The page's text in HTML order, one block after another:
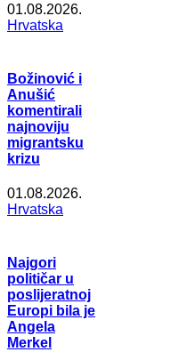
01.08.2026.
Hrvatska
Božinović i
Anušić
komentirali
najnoviju
migrantsku
krizu
01.08.2026.
Hrvatska
Najgori
političar u
poslijeratnoj
Europi bila je
Angela
Merkel